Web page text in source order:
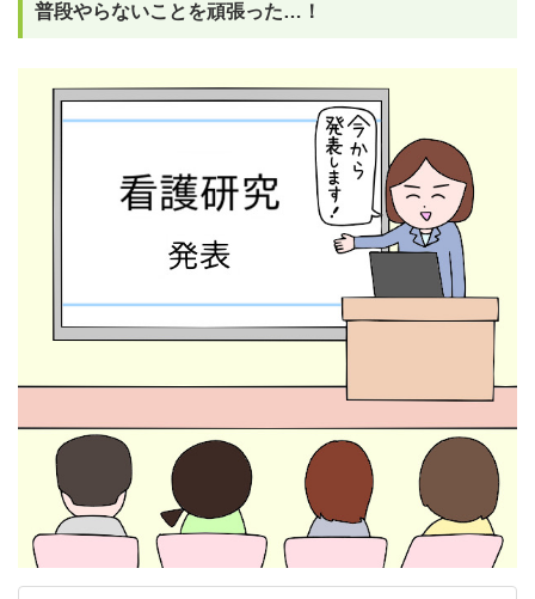
普段やらないことを頑張った…！